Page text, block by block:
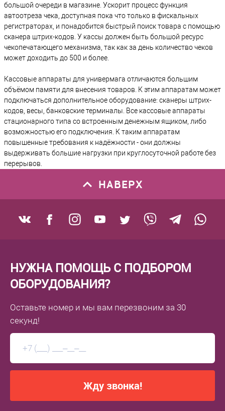
большой очереди в магазине. Ускорит процесс функция
автоотреза чека, доступная пока что только в фискальных
регистраторах, и понадобится быстрый поиск товара с помощью
сканера штрих-кодов. У кассы должен быть большой ресурс
чекопечатающего механизма, так как за день количество чеков
может доходить до 500 и более.
Кассовые аппараты для универмага отличаются большим
объёмом памяти для внесения товаров. К этим аппаратам может
подключаться дополнительное оборудование: сканеры штрих-
кодов, весы, банковские терминалы. Все кассовые аппараты
стационарного типа со встроенным денежным ящиком, либо
возможностью его подключения. К таким аппаратам
повышенные требования к надёжности - они должны
выдерживать большие нагрузки при круглосуточной работе без
перерывов.
НАВЕРХ
НУЖНА ПОМОЩЬ С ПОДБОРОМ
ОБОРУДОВАНИЯ?
Оставьте номер и мы вам перезвоним за 30
секунд!
Жду звонка!